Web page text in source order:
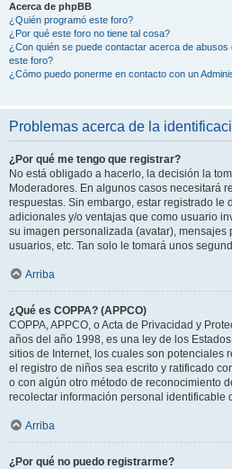
Acerca de phpBB
¿Quién programó este foro?
¿Por qué este foro no tiene tal cosa?
¿Con quién se puede contactar acerca de
este foro?
¿Cómo puedo ponerme en contacto con un
Problemas acerca de la
¿Por qué me tengo que registrar?
No está obligado a hacerlo, la decisión la
Moderadores. En algunos casos necesitará
respuestas. Sin embargo, estar registrado le
adicionales y/o ventajas que como usuario
su imagen personalizada (avatar), mensajes
usuarios, etc. Tan solo le tomará unos
Arriba
¿Qué es COPPA? (APPCO)
COPPA, APPCO, o Acta de Privacidad y
años del año 1998, es una ley de los
sitios de Internet, los cuales son potenciales
el registro de niños sea escrito y ratificado
o con algún otro método de reconocimiento
recolectar información personal identificable
Arriba
¿Por qué no puedo registrarme?